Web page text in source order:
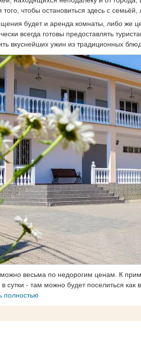
чтобы остановиться здесь с
будет и аренда комнаты, либо же
всегда готовы предоставлять
вкуснейших ужин из традиционных блюд
весьма по недорогим ценам. К
сутки - там можно будет поселиться
полностью